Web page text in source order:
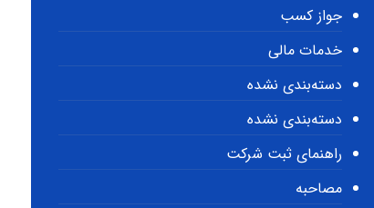
جواز کسب
خدمات مالی
دسته‌بندی نشده
دسته‌بندی نشده
راهنمای ثبت شرکت
مصاحبه